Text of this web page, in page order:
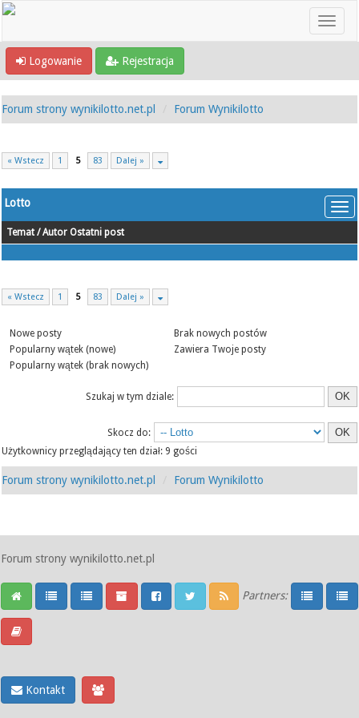
Logowanie Rejestracja
Forum strony wynikilotto.net.pl Forum Wynikilotto
« Wstecz 1 5 83 Dalej »
Lotto
Temat /Autor Ostatni post
« Wstecz 1 5 83 Dalej »
Nowe posty
Popularny wątek (nowe)
Popularny wątek (brak nowych)
Brak nowych postów
Zawiera Twoje posty
Szukaj w tym dziale:
Skocz do:
Użytkownicy przeglądający ten dział: 9 gości
Forum strony wynikilotto.net.pl Forum Wynikilotto
Forum strony wynikilotto.net.pl
Partners:
Kontakt